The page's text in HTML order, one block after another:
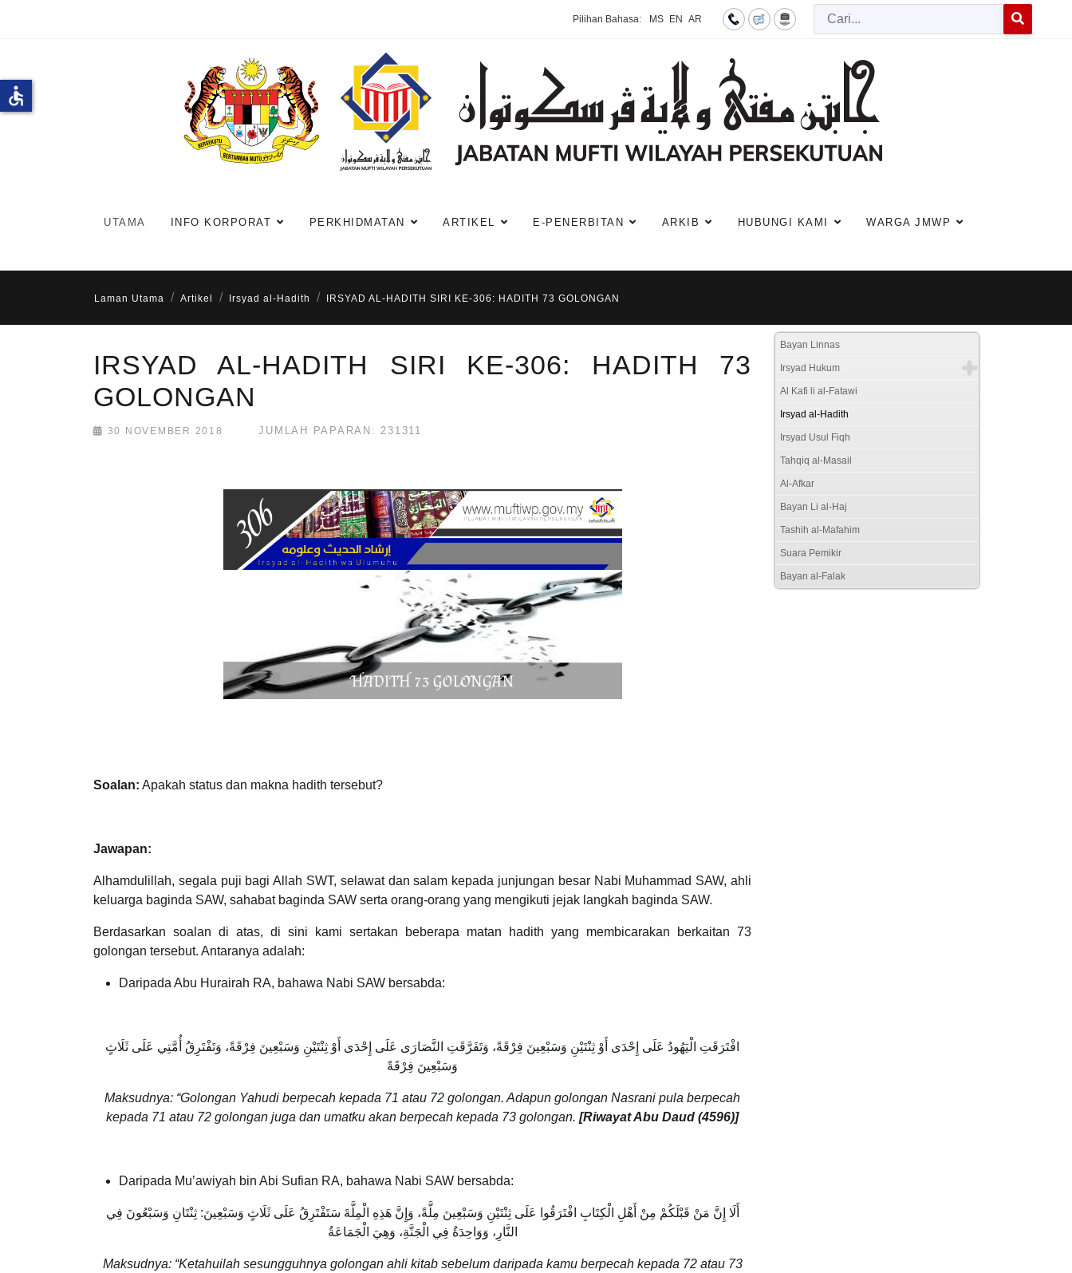
Pilihan Bahasa: MS EN AR
Cari
UTAMA INFO KORPORAT PERKHIDMATAN ARTIKEL E-PENERBITAN ARKIB HUBUNGI KAMI WARGA JMWP
Laman Utama Artikel Irsyad al-Hadith IRSYAD AL-HADITH SIRI KE-306: HADITH 73 GOLONGAN
IRSYAD AL-HADITH SIRI KE-306: HADITH 73
GOLONGAN
30 NOVEMBER 2018 JUMLAH PAPARAN: 231311
Soalan: Apakah status dan makna hadith tersebut?
Jawapan:
Alhamdulillah, segala puji bagi Allah SWT, selawat dan salam kepada junjungan besar Nabi Muhammad SAW, ahli
keluarga baginda SAW, sahabat baginda SAW serta orang-orang yang mengikuti jejak langkah baginda SAW.
Berdasarkan soalan di atas, di sini kami sertakan beberapa matan hadith yang membicarakan berkaitan 73
golongan tersebut. Antaranya adalah:
Daripada Abu Hurairah RA, bahawa Nabi SAW bersabda:
افْتَرَقَتِ الْيَهُودُ عَلَى إِحْدَى أَوْ ثِنْتَيْنِ وَسَبْعِينَ فِرْقَةً، وَتَفَرَّقَتِ النَّصَارَى عَلَى إِحْدَى أَوْ ثِنْتَيْنِ وَسَبْعِينَ فِرْقَةً، وَتَفْتَرِقُ أُمَّتِي عَلَى ثَلَاثٍ
وَسَبْعِينَ فِرْقَةً
Maksudnya: “Golongan Yahudi berpecah kepada 71 atau 72 golongan. Adapun golongan Nasrani pula berpecah
kepada 71 atau 72 golongan juga dan umatku akan berpecah kepada 73 golongan. [Riwayat Abu Daud (4596)]
Daripada Mu’awiyah bin Abi Sufian RA, bahawa Nabi SAW bersabda:
أَلَا إِنَّ مَنْ قَبْلَكُمْ مِنْ أَهْلِ الْكِتَابِ افْتَرَقُوا عَلَى ثِنْتَيْنِ وَسَبْعِينَ مِلَّةً، وَإِنَّ هَذِهِ الْمِلَّةَ سَتَفْتَرِقُ عَلَى ثَلَاثٍ وَسَبْعِينَ: ثِنْتَانِ وَسَبْعُونَ فِي
النَّارِ، وَوَاحِدَةٌ فِي الْجَنَّةِ، وَهِيَ الْجَمَاعَةُ
Maksudnya: “Ketahuilah sesungguhnya golongan ahli kitab sebelum daripada kamu berpecah kepada 72 atau 73
Bayan Linnas
Irsyad Hukum
Al Kafi li al-Fatawi
Irsyad al-Hadith
Irsyad Usul Fiqh
Tahqiq al-Masail
Al-Afkar
Bayan Li al-Haj
Tashih al-Mafahim
Suara Pemikir
Bayan al-Falak
accessible